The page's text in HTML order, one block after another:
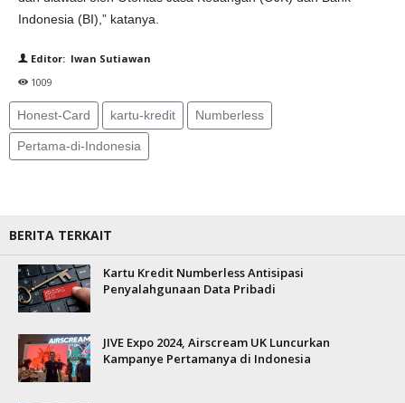
Indonesia (BI),” katanya.
Editor: Iwan Sutiawan
1009
Honest-Card kartu-kredit Numberless
Pertama-di-Indonesia
BERITA TERKAIT
Kartu Kredit Numberless Antisipasi
Penyalahgunaan Data Pribadi
JIVE Expo 2024, Airscream UK Luncurkan
Kampanye Pertamanya di Indonesia